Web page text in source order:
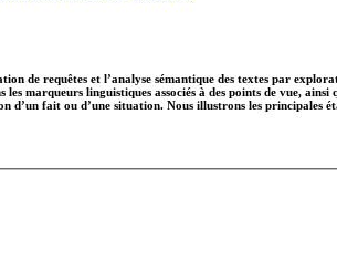
de requêtes et l’analyse sémantique des textes par
marqueurs linguistiques associés à des points de vue,
fait ou d’une situation. Nous illustrons les principales